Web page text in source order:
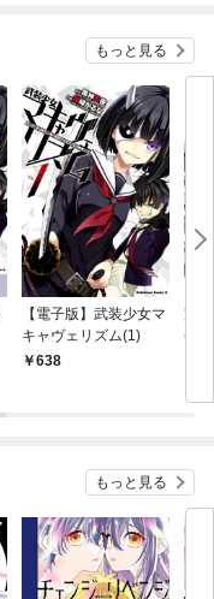
もっと見る
【電子版】武装少女マ
キャヴェリズム(1)
638
完
(上)
もっと見る